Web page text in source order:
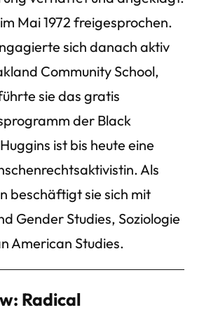
Mai 1972 freigesprochen.
sich danach aktiv
Community School,
sie das gratis
der Black
ist bis heute eine
Als
beschäftigt sie sich mit
Gender Studies, Soziologie
American Studies.
Radical